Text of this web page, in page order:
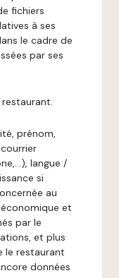
fichiers
à ses
le cadre de
par ses
restaurant.
prénom,
langue /
si
au
et
par le
et plus
le restaurant
données